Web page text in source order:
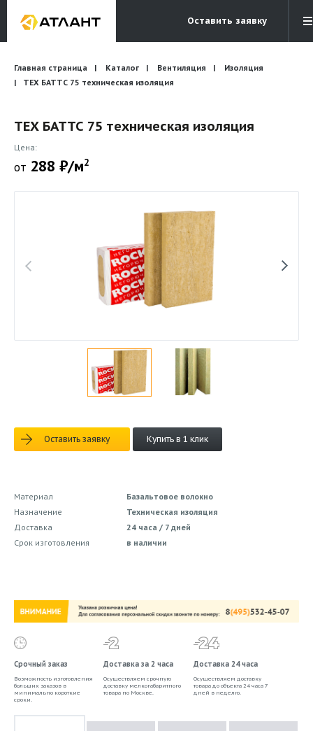
Оставить заявку
Электронная почта
info@atlantcompany.ru
Бесплатный звонок
8 (495) 532-45-07
Акции
Каталоги
Бланки запросов
Главная страница Каталог Вентиляция
Изоляция
ТЕХ БАТТС 75 техническая изоляция
ТЕХ БАТТС 75 техническая изоляция
Цена:
от 288 ₽/м2
Оставить заявку Купить в 1 клик
Материал
Базальтовое волокно
Назначение
Техническая изоляция
Доставка
24 часа / 7 дней
Срок изготовления
в наличии
Срочный заказ
Возможность изготовления
больших заказов в
минимально короткие
сроки.
Доставка за 2 часа
Осуществляем срочную
доставку мелкогабаритного
товара по Москве.
Доставка 24 часа
Осуществляем доставку
товара до объекта 24 часа 7
дней в неделю.